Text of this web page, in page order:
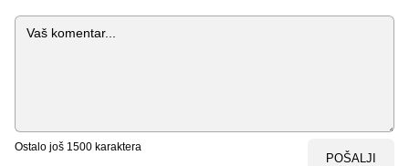
Komentar
Ostalo još 1500 karaktera
POŠALJI